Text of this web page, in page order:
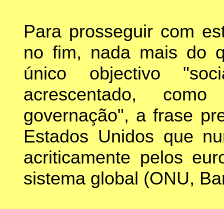
Para prosseguir com
no fim, nada mais do
único objectivo
acrescentado,
governação", a frase
Estados Unidos que
acriticamente pelos
sistema global (ONU,